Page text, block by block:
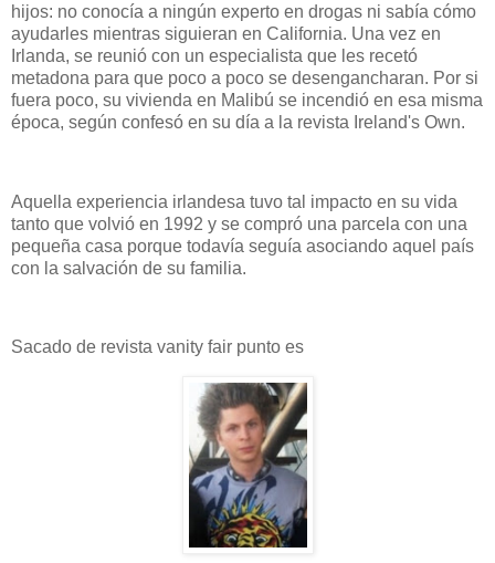
hijos: no conocía a ningún experto en drogas ni sabía cómo
ayudarles mientras siguieran en California. Una vez en
Irlanda, se reunió con un especialista que les recetó
metadona para que poco a poco se desengancharan. Por si
fuera poco, su vivienda en Malibú se incendió en esa misma
época, según confesó en su día a la revista Ireland's Own.
Aquella experiencia irlandesa tuvo tal impacto en su vida
tanto que volvió en 1992 y se compró una parcela con una
pequeña casa porque todavía seguía asociando aquel país
con la salvación de su familia.
Sacado de revista vanity fair punto es